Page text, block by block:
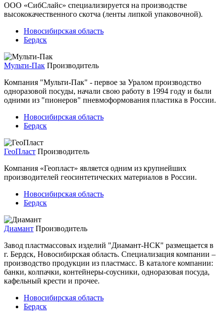
ООО «СибСлайс» специализируется на производстве
высококачественного скотча (ленты липкой упаковочной).
Новосибирская область
Бердск
Мульти-Пак Производитель
Компания "Мульти-Пак" - первое за Уралом производство
одноразовой посуды, начали свою работу в 1994 году и были
одними из "пионеров" пневмоформования пластика в России.
Новосибирская область
Бердск
ГеоПласт Производитель
Компания «Геопласт» является одним из крупнейших
производителей геосинтетических материалов в России.
Новосибирская область
Бердск
Диамант Производитель
Завод пластмассовых изделий "Диамант-НСК" размещается в
г. Бердск, Новосибирская область. Специализация компании –
производство продукции из пластмасс. В каталоге компании:
банки, колпачки, контейнеры-соусники, одноразовая посуда,
кафельный крести и прочее.
Новосибирская область
Бердск